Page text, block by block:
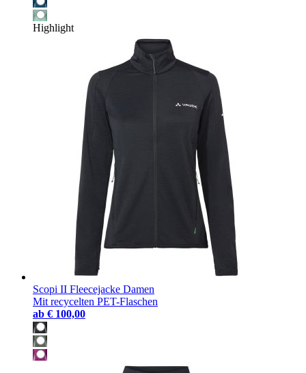
Highlight
Scopi II Fleecejacke Damen
Mit recycelten PET-Flaschen
ab € 100,00